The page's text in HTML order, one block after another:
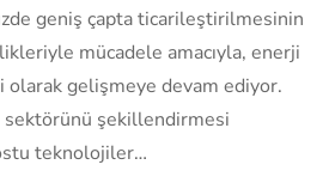
geniş çapta ticarileştirilmesinin
mücadele amacıyla, enerji
gelişmeye devam ediyor.
sektörünü şekillendirmesi
teknolojiler…